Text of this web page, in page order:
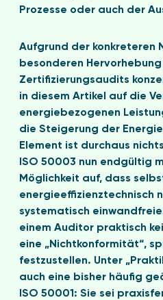
Prozesse oder auch der
Aufgrund der konkreteren
besonderen
Zertifizierungsaudits
in diesem Artikel auf die
energiebezogenen
die Steigerung der
Element ist durchaus
ISO 50003 nun endgültig
Möglichkeit auf, dass
energieeffizienztechnisch
systematisch
einem Auditor praktisch
eine „Nichtkonformität“,
festzustellen. Unter
auch eine bisher häufig
ISO 50001: Sie sei